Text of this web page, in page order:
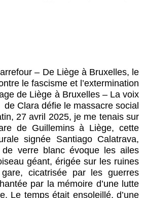
– De Liège à Bruxelles, le
le fascisme et l’extermination
de Liège à Bruxelles – La voix
de Clara défie le massacre social
27 avril 2025, je me tenais sur
de Guillemins à Liège, cette
signée Santiago Calatrava,
verre blanc évoque les ailes
géant, érigée sur les ruines
gare, cicatrisée par les guerres
par la mémoire d’une lutte
Le temps était ensoleillé, d’une